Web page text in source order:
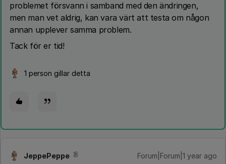
problemet försvann i samband med den ändringen,
men man vet aldrig, kan vara värt att testa om någon
annan upplever samma problem.
Tack för er tid!
1 person gillar detta
JeppePeppe Forum|Forum|1 year ago